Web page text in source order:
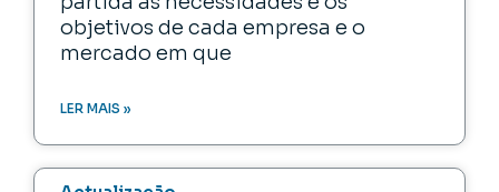
objetivos de cada empresa e o
mercado em que
LER MAIS »